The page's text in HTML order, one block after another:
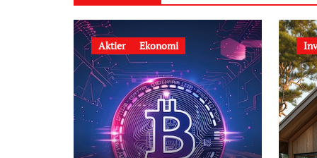
Aktier Ekonomi